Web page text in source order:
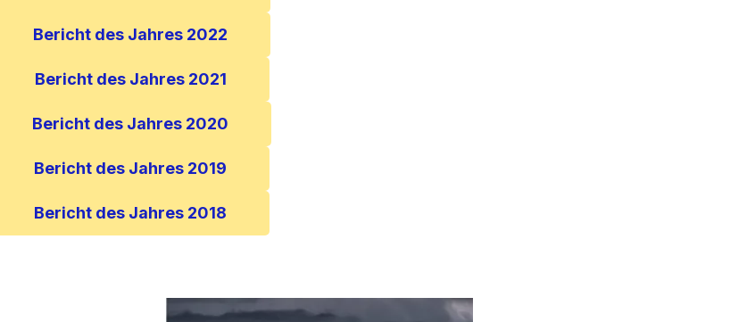
Bericht des Jahres 2022
Bericht des Jahres 2021
Bericht des Jahres 2020
Bericht des Jahres 2019
Bericht des Jahres 2018